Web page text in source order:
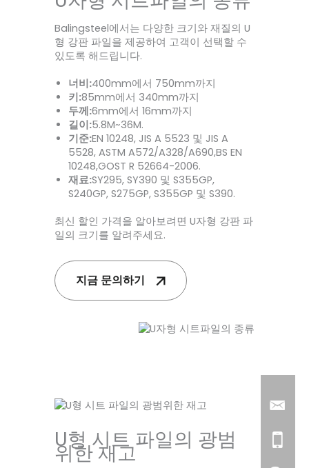
Balingsteel에서는 다양한 크기와 재질의 U
형 강판 파일을 제공하여 고객이 선택할 수
있도록 해드립니다.
너비:400mm에서 750mm까지
키:85mm에서 340mm까지
두께:6mm에서 16mm까지
길이:5.8M~36M.
기준:EN 10248, JIS A 5523 및 JIS A
5528, ASTM A572/A328/A690,BS EN
10248,GOST R 52664-2006.
재료:SY295, SY390 및 S355GP,
S240GP, S275GP, S355GP 및 S390.
최신 할인 가격을 알아보려면 U자형 강판 파
일의 크기를 알려주세요.
지금 문의하기
U형 시트 파일의 광범
위한 재고